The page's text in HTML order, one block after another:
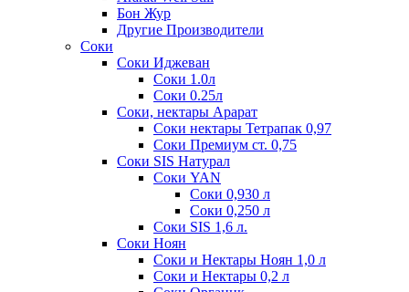
Бон Жур
Другие Производители
Соки
Соки Иджеван
Соки 1.0л
Соки 0.25л
Соки, нектары Арарат
Соки нектары Тетрапак 0,97
Соки Премиум ст. 0,75
Соки SIS Натурал
Соки YAN
Соки 0,930 л
Соки 0,250 л
Соки SIS 1,6 л.
Соки Ноян
Соки и Нектары Ноян 1,0 л
Соки и Нектары 0,2 л